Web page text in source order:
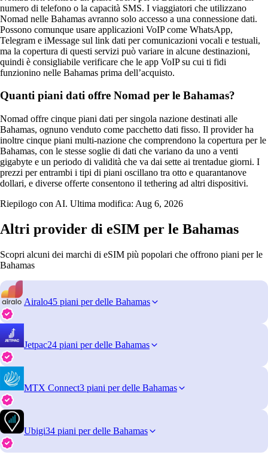
numero di telefono o la capacità SMS. I viaggiatori che utilizzano
Nomad nelle Bahamas avranno solo accesso a una connessione dati.
Possono comunque usare applicazioni VoIP come WhatsApp,
Telegram e iMessage sul link dati per comunicazioni vocali e testuali,
ma la copertura di questi servizi può variare in alcune destinazioni,
quindi è consigliabile verificare che le app VoIP su cui ti fidi
funzionino nelle Bahamas prima dell’acquisto.
Quanti piani dati offre Nomad per le Bahamas?
Nomad offre cinque piani dati per singola nazione destinati alle
Bahamas, ognuno venduto come pacchetto dati fisso. Il provider ha
inoltre cinque piani multi‑nazione che comprendono la copertura per le
Bahamas, con le stesse soglie di dati che variano da uno a venti
gigabyte e un periodo di validità che va dai sette ai trentadue giorni. I
prezzi per entrambi i tipi di piani oscillano tra otto e quarantanove
dollari, e diverse offerte consentono il tethering ad altri dispositivi.
Riepilogo con AI. Ultima modifica: Aug 6, 2026
Altri provider di eSIM per le Bahamas
Scopri alcuni dei marchi di eSIM più popolari che offrono piani per le
Bahamas
Airalo45 piani per delle Bahamas
Jetpac24 piani per delle Bahamas
MTX Connect3 piani per delle Bahamas
Ubigi34 piani per delle Bahamas